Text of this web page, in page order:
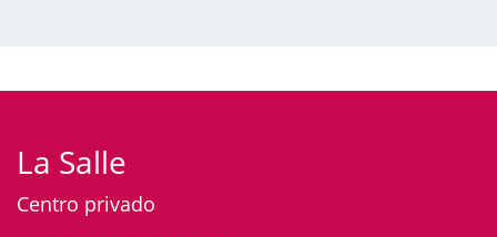
La Salle
Centro privado